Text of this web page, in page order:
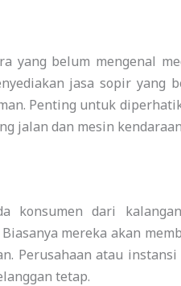
yang belum mengenal
jasa sopir
Penting untuk
jalan dan mesin
konsumen dari
mereka akan
Perusahaan atau
tetap.